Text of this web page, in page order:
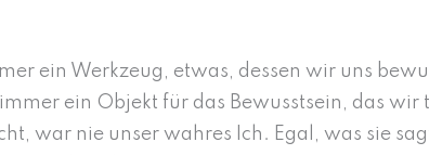
ein Werkzeug, etwas, dessen wir uns
ein Objekt für das Bewusstsein, das wir
war nie unser wahres Ich. Egal, was sie